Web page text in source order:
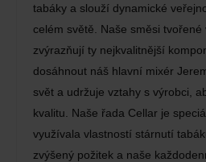
tabáky a slouží dynamické
celém světě. Naše směsi
zvýrazňují ty nejkvalitnější
dosáhnout náš hlavní mixér
svět a udržuje vztahy s výrobci,
kvalitu. Naše řada Cellar je
využívala vlastností stárnutí
zvýšený požitek a naše